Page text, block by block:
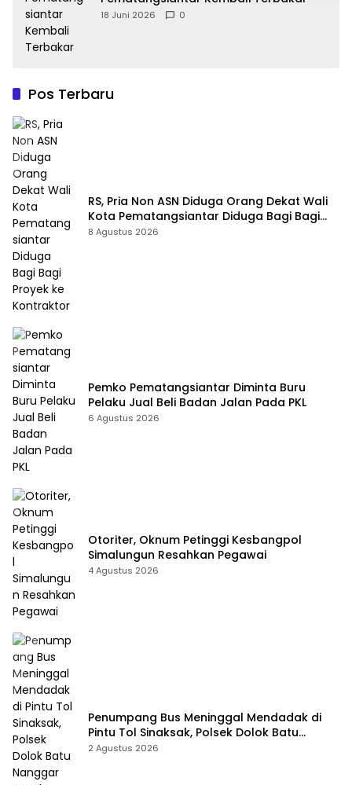
18 Juni 2026 0
Pos Terbaru
RS, Pria Non ASN Diduga Orang Dekat Wali
Kota Pematangsiantar Diduga Bagi Bagi
Proyek ke Kontraktor
8 Agustus 2026
Pemko Pematangsiantar Diminta Buru
Pelaku Jual Beli Badan Jalan Pada PKL
6 Agustus 2026
Otoriter, Oknum Petinggi Kesbangpol
Simalungun Resahkan Pegawai
4 Agustus 2026
Penumpang Bus Meninggal Mendadak di
Pintu Tol Sinaksak, Polsek Dolok Batu
Nanggar Gerak Cepat Olah TKP
2 Agustus 2026